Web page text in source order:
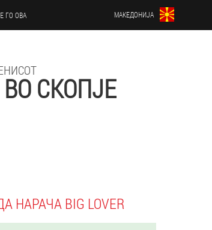
ГО ОВА МАКЕДОНИЈА
ВО СКОПЈЕ
НАРАЧА BIG LOVER